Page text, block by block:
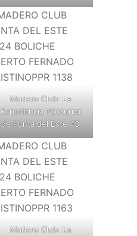
Madero Club: La
Experiencia Nocturna
de Punta del Este 43
Madero Club: La